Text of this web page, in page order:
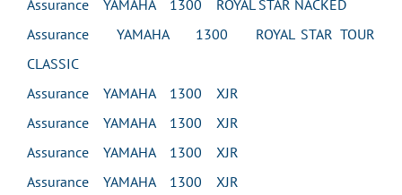
Assurance YAMAHA 1300 ROYAL STAR NACKED
Assurance YAMAHA 1300 ROYAL STAR TOUR
CLASSIC
Assurance YAMAHA 1300 XJR
Assurance YAMAHA 1300 XJR
Assurance YAMAHA 1300 XJR
Assurance YAMAHA 1300 XJR